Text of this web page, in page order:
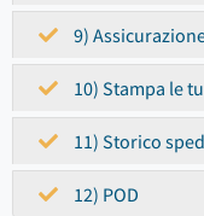
9)
10) Stampa le
11) Storico
12) POD